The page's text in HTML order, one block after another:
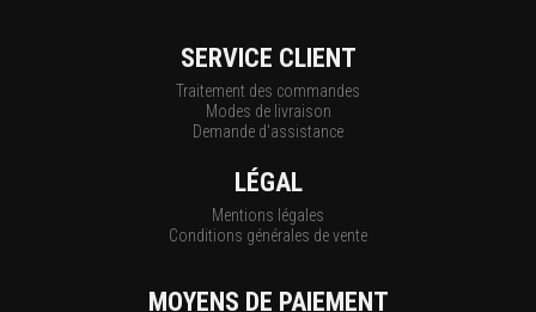
SERVICE CLIENT
Traitement des commandes
Modes de livraison
Demande d'assistance
LÉGAL
Mentions légales
Conditions générales de vente
MOYENS DE PAIEMENT